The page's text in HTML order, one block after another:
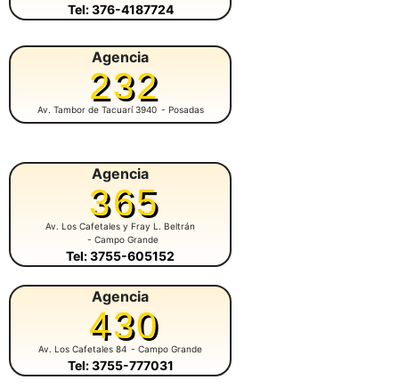
Tel: 376-4187724
Agencia
232
Av. Tambor de Tacuarí 3940 - Posadas
Agencia
365
Av. Los Cafetales y Fray L. Beltrán
- Campo Grande
Tel: 3755-605152
Agencia
430
Av. Los Cafetales 84 - Campo Grande
Tel: 3755-777031